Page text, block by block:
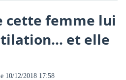
cette femme lui
et elle
10/12/2018 17:58